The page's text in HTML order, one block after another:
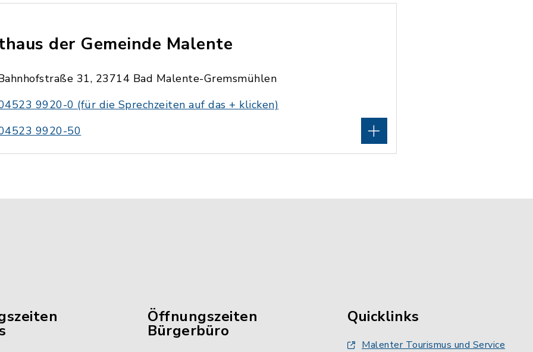
der Gemeinde Malente
31, 23714 Bad Malente-Gremsmühlen
9920-0 (für die Sprechzeiten auf das + klicken)
9920-50
Öffnungszeiten
Bürgerbüro
Quicklinks
Malenter Tourismus und Service